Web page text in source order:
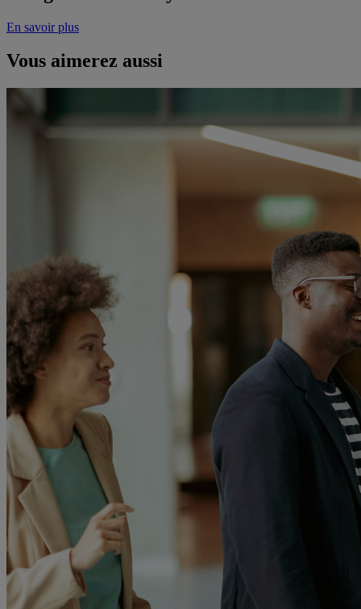
En savoir plus
Vous aimerez aussi